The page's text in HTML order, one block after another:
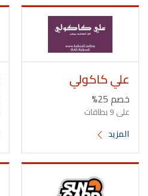
علي كاكولي
خصم 25%
على 9 بطاقات
المزيد